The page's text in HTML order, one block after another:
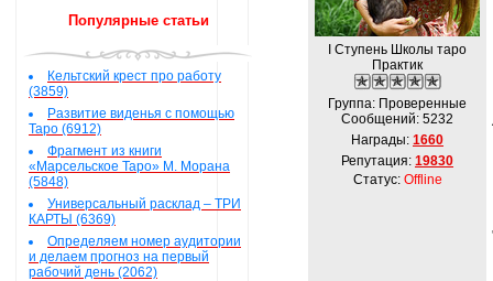
Популярные статьи
Кельтский крест про работу
(3859)
Развитие виденья с помощью
Таро (6912)
Фрагмент из книги
«Марсельское Таро» М. Морана
(5848)
Универсальный расклад – ТРИ
КАРТЫ (6369)
Определяем номер аудитории
и делаем прогноз на первый
рабочий день (2062)
I Ступень Школы таро
Практик
Группа: Проверенные
Сообщений: 5232
Награды: 1660
Репутация: 19830
Статус: Offline